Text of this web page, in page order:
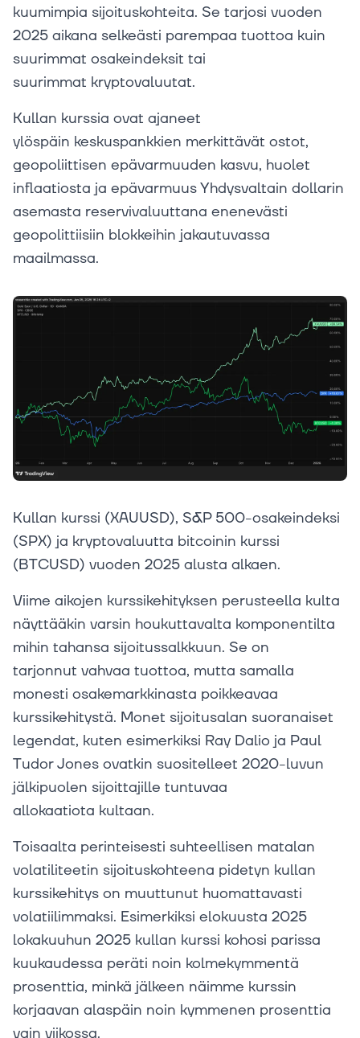
kuumimpia sijoituskohteita. Se tarjosi vuoden
2025 aikana selkeästi parempaa tuottoa kuin
suurimmat osakeindeksit tai
suurimmat kryptovaluutat.
Kullan kurssia ovat ajaneet
ylöspäin keskuspankkien merkittävät ostot,
geopoliittisen epävarmuuden kasvu, huolet
inflaatiosta ja epävarmuus Yhdysvaltain dollarin
asemasta reservivaluuttana enenevästi
geopolittiisiin blokkeihin jakautuvassa
maailmassa.
Kullan kurssi (XAUUSD), S&P 500-osakeindeksi
(SPX) ja kryptovaluutta bitcoinin kurssi
(BTCUSD) vuoden 2025 alusta alkaen.
Viime aikojen kurssikehityksen perusteella kulta
näyttääkin varsin houkuttavalta komponentilta
mihin tahansa sijoitussalkkuun. Se on
tarjonnut vahvaa tuottoa, mutta samalla
monesti osakemarkkinasta poikkeavaa
kurssikehitystä. Monet sijoitusalan suoranaiset
legendat, kuten esimerkiksi Ray Dalio ja Paul
Tudor Jones ovatkin suositelleet 2020-luvun
jälkipuolen sijoittajille tuntuvaa
allokaatiota kultaan.
Toisaalta perinteisesti suhteellisen matalan
volatiliteetin sijoituskohteena pidetyn kullan
kurssikehitys on muuttunut huomattavasti
volatiilimmaksi. Esimerkiksi elokuusta 2025
lokakuuhun 2025 kullan kurssi kohosi parissa
kuukaudessa peräti noin kolmekymmentä
prosenttia, minkä jälkeen näimme kurssin
korjaavan alaspäin noin kymmenen prosenttia
vain viikossa.